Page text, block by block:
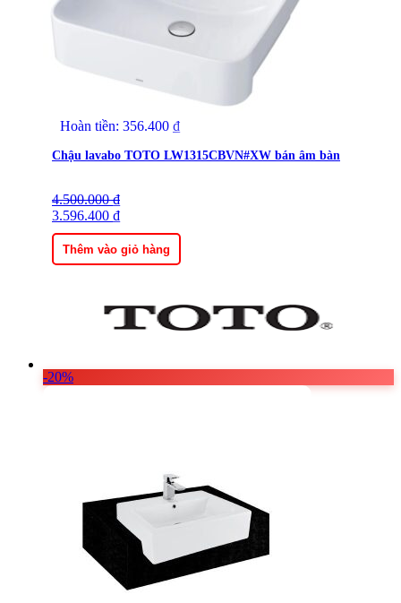
Hoàn tiền: 356.400 ₫
Chậu lavabo TOTO LW1315CBVN#XW bán âm bàn
4.500.000₫
Giá
gốc
là:
4.500.000 ₫.
3.596.400 ₫
Giá
hiện
tại
là:
3.596.400 ₫.
Thêm vào giỏ hàng
-20%